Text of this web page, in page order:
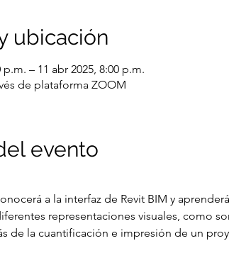
ubicación
p.m. – 11 abr 2025, 8:00 p.m.
de plataforma ZOOM
evento
a la interfaz de Revit BIM y
representaciones visuales, como
de la cuantificación e impresión de un